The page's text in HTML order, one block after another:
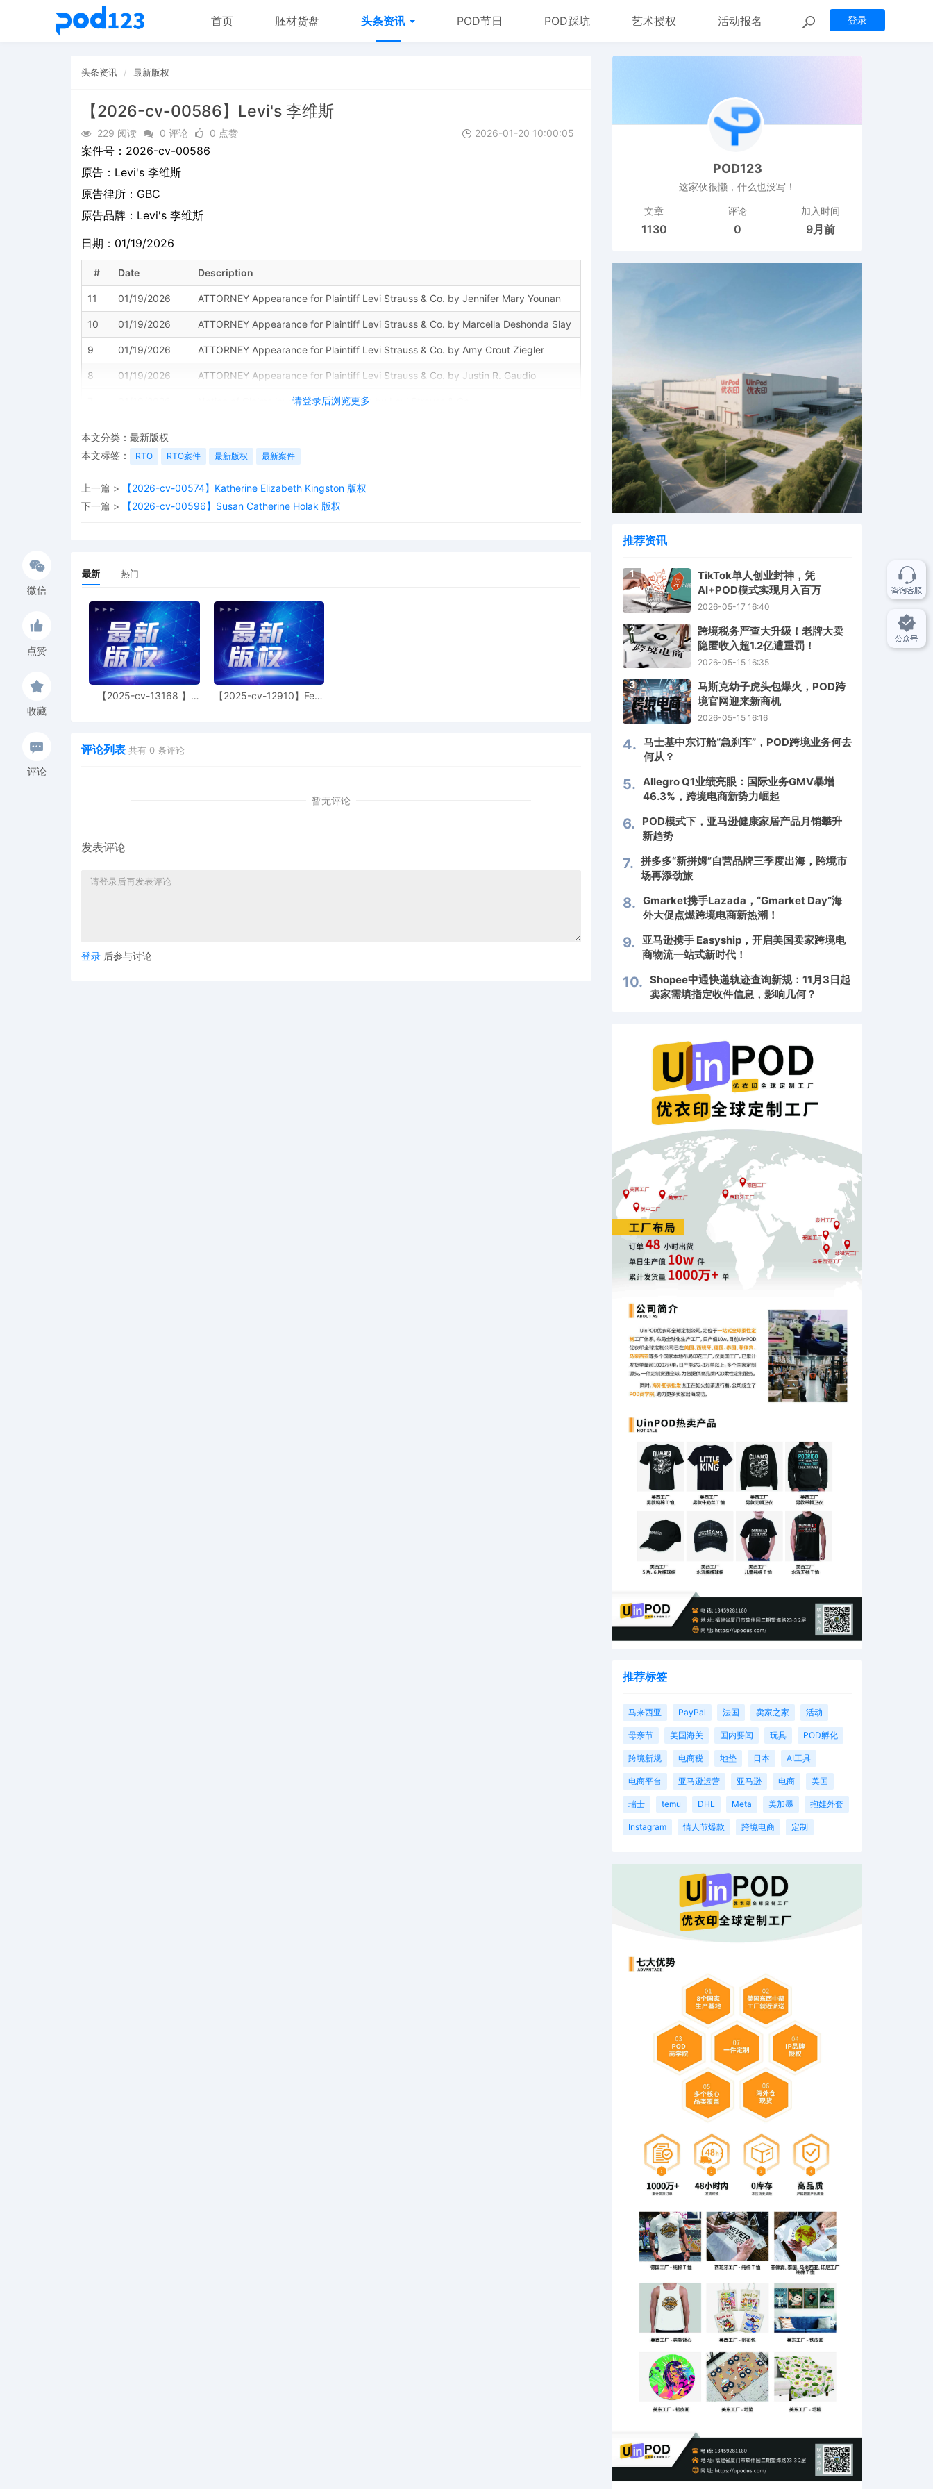
登录
首页 胚材货盘 头条资讯 POD节日 POD踩坑 艺术授权 活动报名
头条资讯 最新版权
【2026-cv-00586】Levi's 李维斯
229 阅读 0 评论 0 点赞 2026-01-20 10:00:05
请登录后浏览更多
案件号： 2026-cv-00586
原告： Levi's 李维斯
原告律所：GBC
原告品牌： Levi's 李维斯
日期：01/19/2026
# Date Description
11 01/19/2026 ATTORNEY Appearance for Plaintiff Levi Strauss & Co. by Jennifer Mary Younan
10 01/19/2026 ATTORNEY Appearance for Plaintiff Levi Strauss & Co. by Marcella Deshonda Slay
9 01/19/2026 ATTORNEY Appearance for Plaintiff Levi Strauss & Co. by Amy Crout Ziegler
8 01/19/2026 ATTORNEY Appearance for Plaintiff Levi Strauss & Co. by Justin R. Gaudio
Notice of Claims involving Trademarks by Levi Strauss & Co.
5 01/19/2026 CIVIL Cover Sheet
3 01/19/2026
SEALED EXHIBIT by Plaintiff Levi Strauss & Co. Exhibit 2 - Parts 1-2 regarding
1 01/19/2026
微信
点赞
收藏
评论
本文分类： 最新版权
本文标签：
RTO RTO案件 最新版权 最新案件
上一篇 >
【2026-cv-00574】Katherine Elizabeth Kingston 版权
下一篇 >
【2026-cv-00596】Susan Catherine Holak 版权
最新 热门
【2025-cv-13168 】
【2025-cv-12910】Fear
评论列表 共有 0 条评论
暂无评论
发表评论
登录 后参与讨论
POD123
这家伙很懒，什么也没写！
文章
1130
评论
0
加入时间
9月前
推荐资讯
1
TikTok单人创业封神，凭
AI+POD模式实现月入百万
2026-05-17 16:40
2
跨境税务严查大升级！老牌大卖
隐匿收入超1.2亿遭重罚！
2026-05-15 16:35
3
马斯克幼子虎头包爆火，POD跨
境官网迎来新商机
2026-05-15 16:16
4. 马士基中东订舱“急刹车”，POD跨境业务何去
何从？
5. Allegro Q1业绩亮眼：国际业务GMV暴增
46.3%，跨境电商新势力崛起
6.
POD模式下，亚马逊健康家居产品月销攀升
新趋势
7. 拼多多“新拼姆”自营品牌三季度出海，跨境市
场再添劲旅
8. Gmarket携手Lazada，“Gmarket Day”海
外大促点燃跨境电商新热潮！
9. 亚马逊携手 Easyship，开启美国卖家跨境电
商物流一站式新时代！
10. Shopee中通快递轨迹查询新规：11月3日起
卖家需填指定收件信息，影响几何？
推荐标签
马来西亚 PayPal 法国 卖家之家 活动
母亲节 美国海关 国内要闻 玩具 POD孵化
跨境新规 电商税 地垫 日本 AI工具
电商平台 亚马逊运营 亚马逊 电商 美国
瑞士 temu DHL Meta 美加墨 抱娃外套
Instagram 情人节爆款 跨境电商 定制